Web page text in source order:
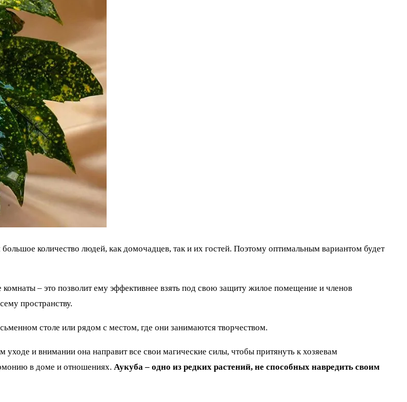
количество людей, как домочадцев, так и их гостей. Поэтому оптимальным вариантом будет
– это позволит ему эффективнее взять под свою защиту жилое помещение и членов
пространству.
столе или рядом с местом, где они занимаются творчеством.
и внимании она направит все свои магические силы, чтобы притянуть к хозяевам
в доме и отношениях. Аукуба – одно из редких растений, не способных навредить своим